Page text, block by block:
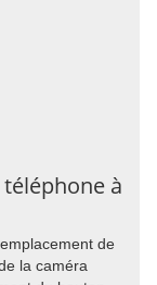
à
de
la caméra